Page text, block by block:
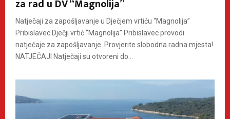
za rad u DV “Magnolija”
Natječaji za zapošljavanje u Dječjem vrtiću “Magnolija”
Pribislavec Dječji vrtić “Magnolija” Pribislavec provodi
natječaje za zapošljavanje. Provjerite slobodna radna mjesta!
NATJEČAJI Natječaji su otvoreni do...